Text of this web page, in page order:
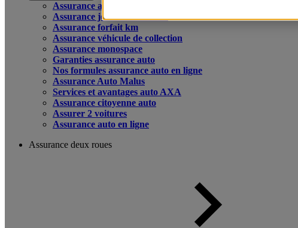
Assurance auto
Assurance jeune conducteur
Assurance forfait km
Assurance véhicule de collection
Assurance monospace
Garanties assurance auto
Nos formules assurance auto en ligne
Assurance Auto Malus
Services et avantages auto AXA
Assurance citoyenne auto
Assurer 2 voitures
Assurance auto en ligne
Assurance deux roues